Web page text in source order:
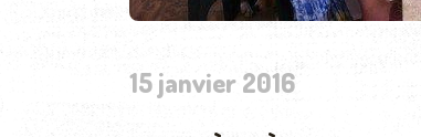
15 janvier 2016